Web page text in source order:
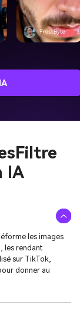
FrostByte
Filtre
IA
les images
les rendant
sur TikTok,
donner au